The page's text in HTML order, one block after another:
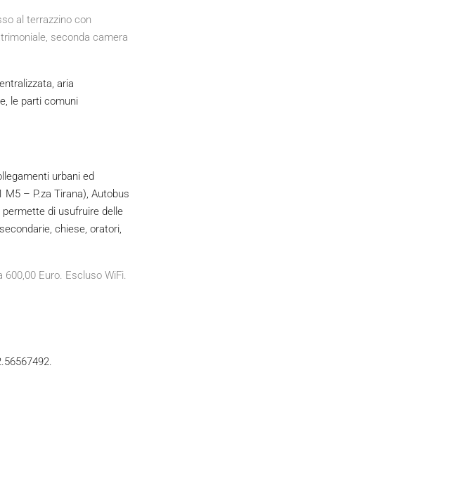
al terrazzino con
seconda camera
aria
le parti comuni
urbani ed
– P.za Tirana), Autobus
permette di usufruire delle
chiese, oratori,
Euro. Escluso WiFi.